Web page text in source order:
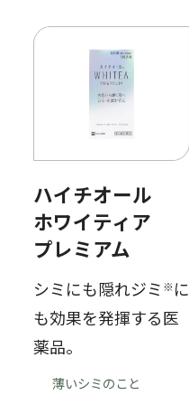
ハイチオール
ホワイティア
プレミアム
シミにも隠れジミ ※に
も効果を発揮する医
薬品。
薄いシミのこと